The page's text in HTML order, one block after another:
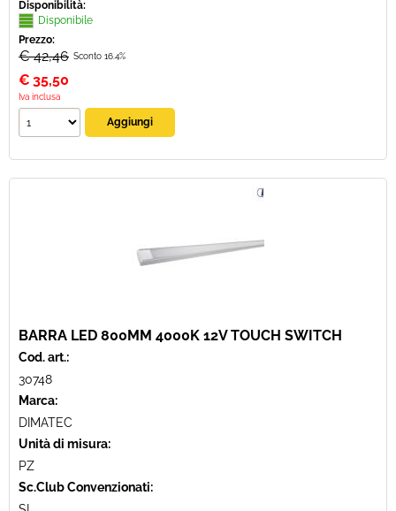
Disponibilità:
Disponibile
Prezzo:
€ 42,46 Sconto 16.4%
€ 35,50
Iva inclusa
BARRA LED 800MM 4000K 12V TOUCH SWITCH
Cod. art.:
30748
Marca:
DIMATEC
Unità di misura:
PZ
Sc.Club Convenzionati: